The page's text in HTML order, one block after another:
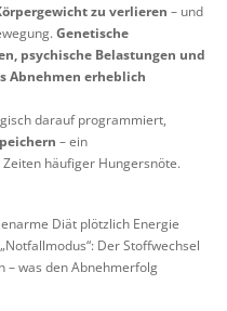
zu verlieren – und
Genetische
psychische Belastungen und
Abnehmen erheblich
darauf programmiert,
– ein
häufiger Hungersnöte.
Diät plötzlich Energie
Der Stoffwechsel
– was den Abnehmerfolg